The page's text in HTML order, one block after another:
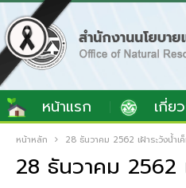
หน้าแรก เกี่ย
หน้าหลัก 28 ธันวาคม 2562 เฝ้าระวังน้
28 ธันวาคม 2562